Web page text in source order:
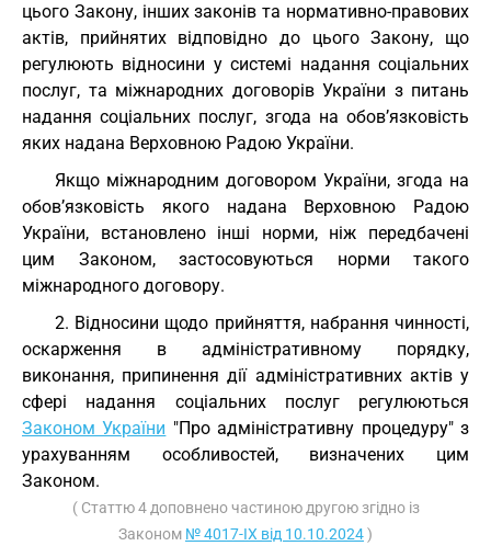
цього Закону, інших законів та нормативно-правових
актів, прийнятих відповідно до цього Закону, що
регулюють відносини у системі надання соціальних
послуг, та міжнародних договорів України з питань
надання соціальних послуг, згода на обов’язковість
яких надана Верховною Радою України.
Якщо міжнародним договором України, згода на
обов’язковість якого надана Верховною Радою
України, встановлено інші норми, ніж передбачені
цим Законом, застосовуються норми такого
міжнародного договору.
2. Відносини щодо прийняття, набрання чинності,
оскарження в адміністративному порядку,
виконання, припинення дії адміністративних актів у
сфері надання соціальних послуг регулюються
Законом України "Про адміністративну процедуру" з
урахуванням особливостей, визначених цим
Законом.
( Статтю 4 доповнено частиною другою згідно із
Законом № 4017-IX від 10.10.2024)